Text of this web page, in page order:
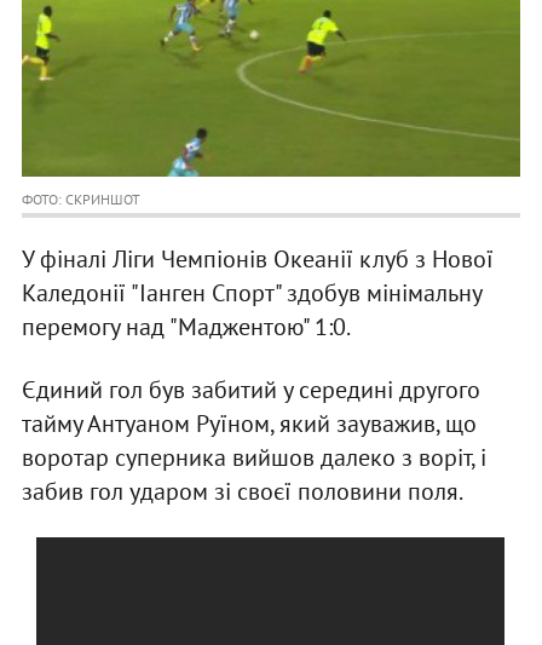
ФОТО: СКРИНШОТ
У фіналі Ліги Чемпіонів Океанії клуб з Нової
Каледонії "Іанген Спорт" здобув мінімальну
перемогу над "Маджентою" 1:0.
Єдиний гол був забитий у середині другого
тайму Антуаном Руїном, який зауважив, що
воротар суперника вийшов далеко з воріт, і
забив гол ударом зі своєї половини поля.